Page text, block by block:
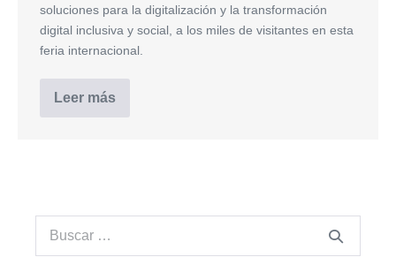
soluciones para la digitalización y la transformación
digital inclusiva y social, a los miles de visitantes en esta
feria internacional.
Leer más